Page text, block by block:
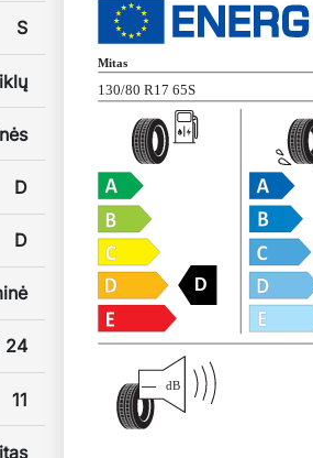
S
D
D
24
11
Mitas
130/80 R17 65S
D
— dB